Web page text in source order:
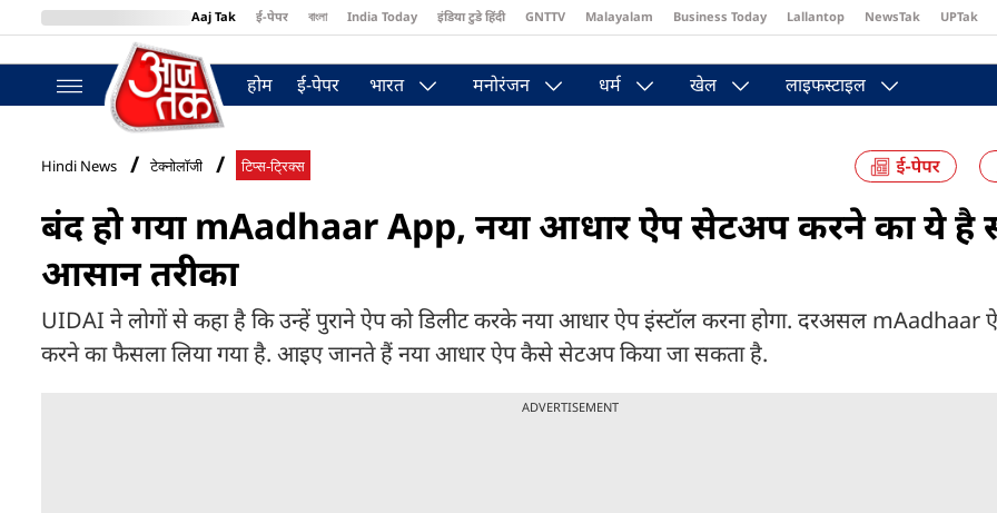
Aaj Tak ई-पेपर বাংলা India Today इंडिया टुडे हिंदी GNTTV Malayalam Business Today Lallantop NewsTak UPTak
BT Bazaar
होम ई-पेपर भारत मनोरंजन धर्म खेल लाइफस्टाइल
Hindi News टेक्नोलॉजी टिप्स-ट्रिक्स
बंद हो गया mAadhaar App, नया आधार ऐप सेटअप करने का ये है
आसान तरीका
UIDAI ने लोगों से कहा है कि उन्हें पुराने ऐप को डिलीट करके नया आधार ऐप इंस्टॉल करना होगा. दरअसल mAadhaar
करने का फैसला लिया गया है. आइए जानते हैं नया आधार ऐप कैसे सेटअप किया जा सकता है.
ADVERTISEMENT